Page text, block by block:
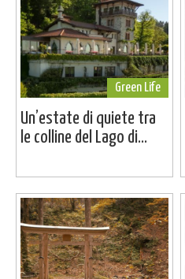
Green Life
Un’estate di quiete tra
le colline del Lago di...